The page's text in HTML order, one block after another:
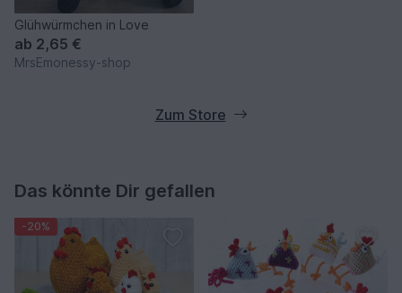
Glühwürmchen in Love
ab 2,65 €
MrsEmonessy-shop
Zum Store
Das könnte Dir gefallen
-20%